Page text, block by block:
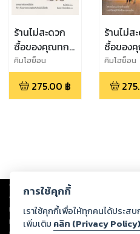
ร้านไม่สะดวก
ซื้อของคุณทก
โก ในวันที่คุณ
ทกโกไม่อยู่
คิมโฮย็อน
275.00 ฿
ร้านไม่ส
ซื้อของ
โก
คิมโฮย็อน
Copyright © 2026
ต่อผลงานหรือเนื้อหาใดที่อัปโหลดผ่านเว็บ
ทรัพย์สินทางปัญญาของบุคคลอื่นหรือขัด
ทุกท่านโปรดใช้วิจารณญาณในการกลั่นก
การใช้คุกกี้
เราใช้คุกกี้เพื่อให้ทุกคนได้ประส
เพิ่มเติม คลิก (Privacy